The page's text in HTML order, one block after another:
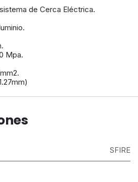
de Cerca Eléctrica.
Mpa.
SFIRE